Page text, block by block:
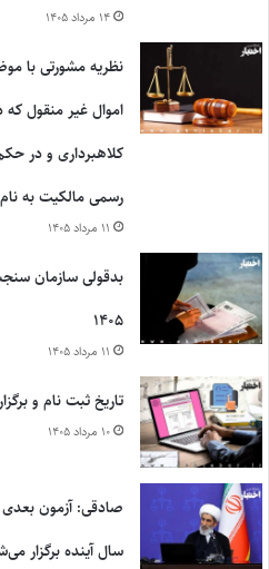
۱۴ مرداد ۱۴۰۵
نظریه مشورتی با
اموال غیر منقول که
کلاهبرداری و در
رسمی مالکیت به
۱۱ مرداد ۱۴۰۵
بدقولی سازمان
۱۴۰۵
۱۱ مرداد ۱۴۰۵
تاریخ ثبت نام و
۱۰ مرداد ۱۴۰۵
صادقی: آزمون
سال آینده برگزار